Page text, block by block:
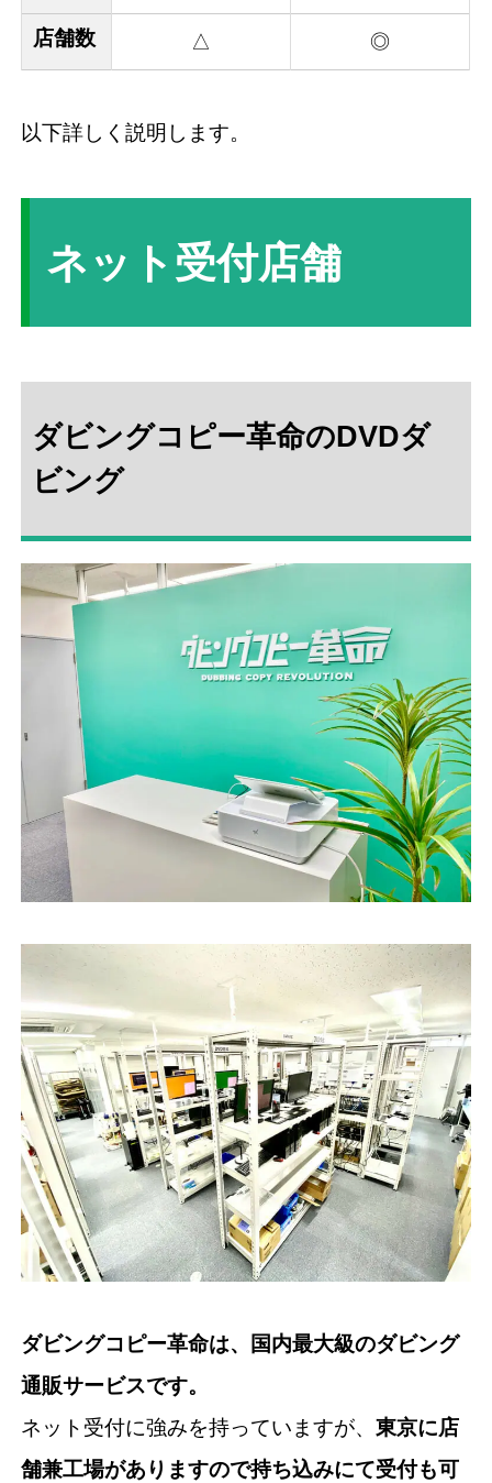
店舗数 △ ◎
以下詳しく説明します。
ネット受付店舗
ダビングコピー革命のDVDダ
ビング
ダビングコピー革命は、国内最大級のダビング
通販サービスです。
ネット受付に強みを持っていますが、東京に店
舗兼工場がありますので持ち込みにて受付も可